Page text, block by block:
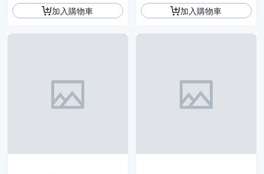
加入購物車 加入購物車